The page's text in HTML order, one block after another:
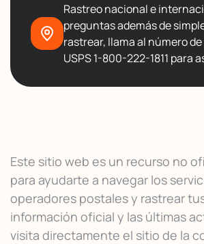
Rastreo nacional e
preguntas además de
rastrear, llama al número
USPS 1-800-222-1811 para
Este sitio web es un recurso no
para ayudarte a navegar los
operadores postales y rastrear
información oficial y las últimas
visita directamente el sitio de la